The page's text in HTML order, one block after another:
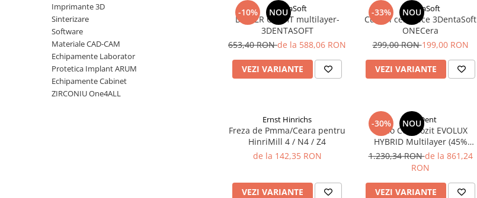
Aparate de Frezat %REFURBISHED%
Anatomie redusa
Imprimante 3D
Sinterizare
Software
Materiale CAD-CAM
Echipamente Laborator
Protetica Implant ARUM
Echipamente Cabinet
ZIRCONIU One4ALL
-10% NOU
3DentaSoft
Disc ZR OneHT multilayer-
3DENTASOFT
653,40 RONde la 588,06 RON
VEZI VARIANTE
-33% NOU
3DentaSoft
Cuburi ceramice 3DentaSoft
ONECera
299,00 RON199,00 RON
VEZI VARIANTE
Ernst Hinrichs
Freza de Pmma/Ceara pentru
HinriMill 4 / N4 / Z4
de la 142,35 RON
VEZI VARIANTE
-30% NOU
BlueDent
Nano Compozit EVOLUX
HYBRID Multilayer (45%
Ceramica)
1.230,34 RONde la 861,24
RON
VEZI VARIANTE